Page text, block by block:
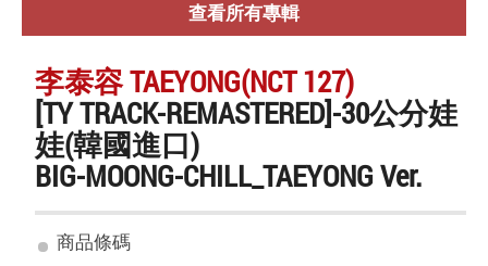
查看所有專輯
李泰容 TAEYONG(NCT 127)
[TY TRACK-REMASTERED]-30公分娃
娃(韓國進口)
BIG-MOONG-CHILL_TAEYONG Ver.
商品條碼